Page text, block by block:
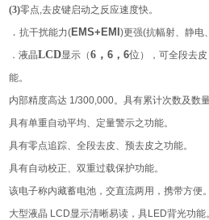
(3)零点,去皮键启动之反应速度快。
．抗干扰能力(EMS+EMI)更强(抗幅射、静电
．液晶LCD显示（6 ，6 ，6位 ），可全段去
能。
内部精度高达 1/300,000。具有累计次数及数
具有单重自动平均、定量警示之功能。
具有零点追踪、全段去皮、预去皮之功能。
具有自动校正、双重过载保护功能。
该电子称内藏蓄电池，交直流两用，携带方便。
大型液晶 LCD显示清晰易读，具LED背光功能